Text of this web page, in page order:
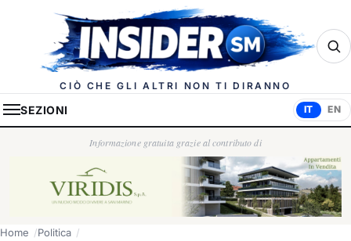
Insider.sm
CIÒ CHE GLI ALTRI NON TI DIRANNO
SEZIONI IT EN
Informazione gratuita grazie al contributo di
Home
Politica